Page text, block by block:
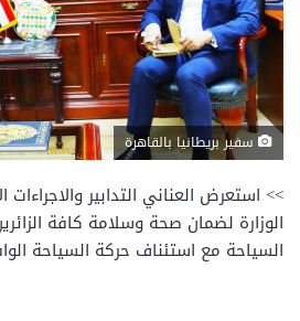
سفير بريطانيا بالقاهرة
>> استعرض العناني التدابير والاجراءات
الوزارة لضمان صحة وسلامة كافة
السياحة مع استئناف حركة السياحة